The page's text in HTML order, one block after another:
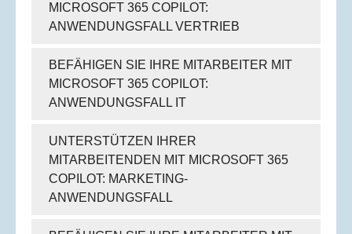
MICROSOFT 365 COPILOT:
ANWENDUNGSFALL VERTRIEB
BEFÄHIGEN SIE IHRE MITARBEITER MIT
MICROSOFT 365 COPILOT:
ANWENDUNGSFALL IT
UNTERSTÜTZEN IHRER
MITARBEITENDEN MIT MICROSOFT 365
COPILOT: MARKETING-
ANWENDUNGSFALL